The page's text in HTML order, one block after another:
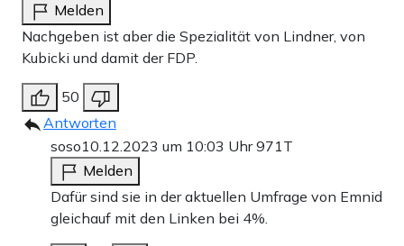
Melden
Nachgeben ist aber die Spezialität von Lindner, von
Kubicki und damit der FDP.
50
Antworten
soso10.12.2023 um 10:03 Uhr971T
Melden
Dafür sind sie in der aktuellen Umfrage von Emnid
gleichauf mit den Linken bei 4%.